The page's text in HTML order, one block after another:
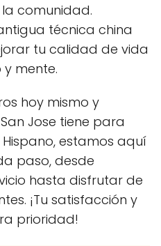
comunidad.
técnica china
tu calidad de vida
mente.
hoy mismo y
Jose tiene para
estamos aquí
paso, desde
hasta disfrutar de
¡Tu satisfacción y
prioridad!